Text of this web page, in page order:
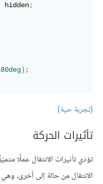
hidden;
deg) ;
(تجربة حية)
تأثيرات الحركة
تؤدي تأثيرات الانتقال عملًا
الانتقال من حالة إلى أخرى،